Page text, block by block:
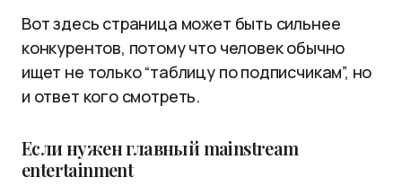
Вот здесь страница может быть сильнее
конкурентов, потому что человек обычно
ищет не только “таблицу по подписчикам”, но
и ответ кого смотреть.
Если нужен главный mainstream
entertainment